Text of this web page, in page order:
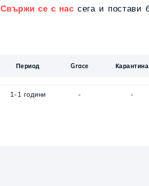
Свържи се с нас сега и постави
Период Grace Карантина
1-1 години - -